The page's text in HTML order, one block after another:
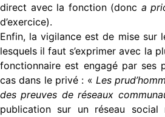
direct avec la fonction (donc a
d’exercice).
Enfin, la vigilance est de mise sur
lesquels il faut s’exprimer avec la
fonctionnaire est engagé par ses
cas dans le privé : « Les
des preuves de réseaux
publication sur un réseau social